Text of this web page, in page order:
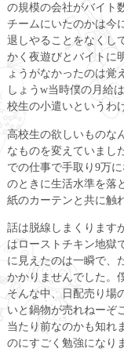
の規模の会社がバイト
チームにいたのかは今
退しやることをなくし
かく夜遊びとバイトに
ょうがなかったのは覚
しょうw当時僕の月給
校生の小遣いというわ
高校生の欲しいものな
なものを変えていまし
での仕事で手取り9万
のときに生活水準を落
紙のカーテンと共に触
話は脱線しまくります
はローストチキン地獄
に見えたのは一瞬で、
かかりませんでした。
そんな中、日配売り場
いと鍋物が売れねーぞ
当たり前なのかも知れ
のにすごく勉強になり